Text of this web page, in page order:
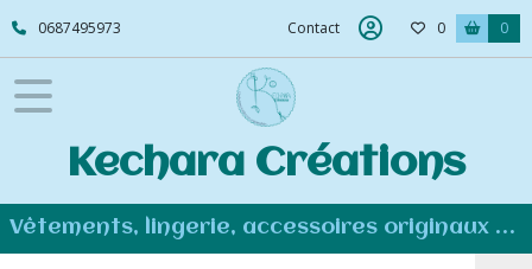
0687495973 Contact 0 0
Kechara Créations
Vêtements, lingerie, accessoires originaux et personnalisés - Couture éco-responsable